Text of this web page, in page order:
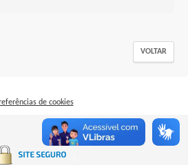
VOLTAR
de cookies